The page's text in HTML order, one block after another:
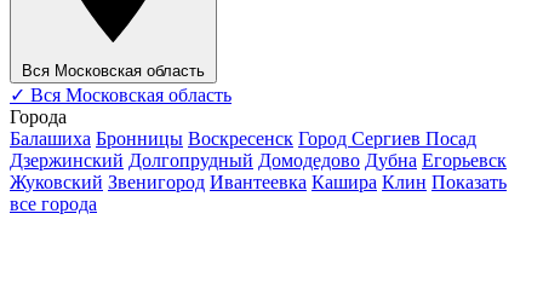
Вся Московская область
✓ Вся Московская область
Города
Балашиха Бронницы Воскресенск Город Сергиев Посад
Дзержинский Долгопрудный Домодедово Дубна Егорьевск
Жуковский Звенигород Ивантеевка Кашира Клин Показать
все города